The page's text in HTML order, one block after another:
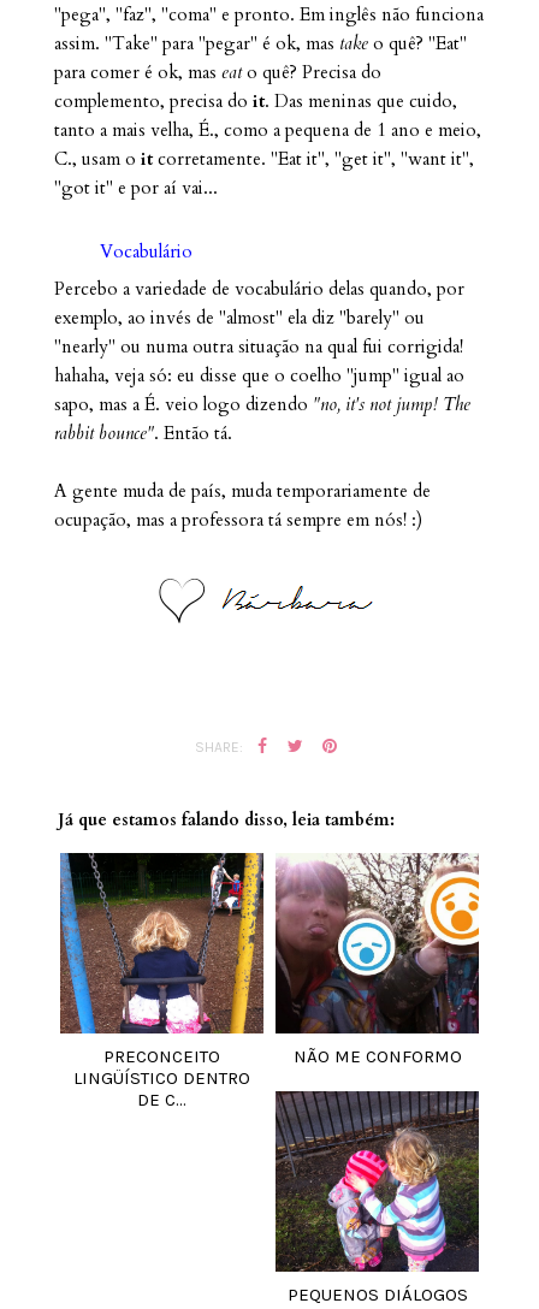
"pega", "faz", "coma" e pronto. Em inglês não funciona
assim. "Take" para "pegar" é ok, mas take o quê? "Eat"
para comer é ok, mas eato quê? Precisa do
complemento, precisa do it. Das meninas que cuido,
tanto a mais velha, É., como a pequena de 1 ano e meio,
C., usam o itcorretamente. "Eat it", "get it", "want it",
"got it" e por aí vai...
Vocabulário
Percebo a variedade de vocabulário delas quando, por
exemplo, ao invés de "almost" ela diz "barely" ou
"nearly" ou numa outra situação na qual fui corrigida!
hahaha, veja só: eu disse que o coelho "jump" igual ao
sapo, mas a É. veio logo dizendo "no, it's not jump! The
rabbit bounce". Então tá.
A gente muda de país, muda temporariamente de
ocupação, mas a professora tá sempre em nós! :)
SHARE:
Já que estamos falando disso, leia também:
PRECONCEITO
LINGÜÍSTICO DENTRO
DE C...
NÃO ME CONFORMO
PEQUENOS DIÁLOGOS